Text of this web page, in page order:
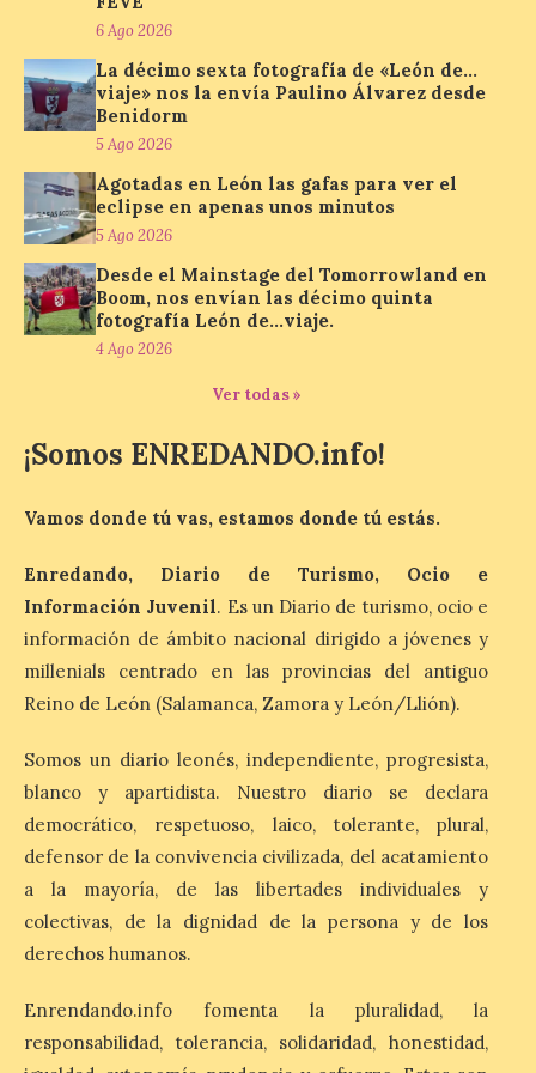
hasta el próximo 6 […]
Un viaje a la Antigüedad:
el Museo del Prado
propone un recorrido por
obras de su Colección de
inspiración clásica
6 Ago 2026
Al hilo del estreno de La
Odisea de Christopher
obras relacionadas con la
viajes, que se suceden al ritmo de un
evocador tema de La […]
Patrimonio Nacional
cancela la temporada de
fuentes de La Granja ante
la escasez de agua
6 Ago 2026
espectáculos nocturnos
de la Fuente Baños de
días 8, 15 y 22 de agosto,
así como al encendido extraordinario del
día 25. La reserva de agua en el estanque
«El Mar», […]
del Sella arranca con el
homenaje a los campeones
y el izado de las banderas
6 Ago 2026
La décimo sexta fotografía de «León de…
viaje» nos la envía Paulino Álvarez desde
Benidorm
5 Ago 2026
Agotadas en León las gafas para ver el
eclipse en apenas unos minutos
5 Ago 2026
Desde el Mainstage del Tomorrowland en
Boom, nos envían las décimo quinta
fotografía León de…viaje.
4 Ago 2026
Ver todas »
¡Somos ENREDANDO.info!
Vamos donde tú vas, estamos donde tú estás.
Enredando, Diario de Turismo, Ocio e
Información Juvenil. Es un Diario de turismo, ocio e
información de ámbito nacional dirigido a jóvenes y
millenials centrado en las provincias del antiguo
Reino de León (Salamanca, Zamora y León/Llión).
Somos un diario leonés, independiente, progresista,
blanco y apartidista. Nuestro diario se declara
democrático, respetuoso, laico, tolerante, plural,
defensor de la convivencia civilizada, del acatamiento
a la mayoría, de las libertades individuales y
colectivas, de la dignidad de la persona y de los
derechos humanos.
Enrendando.info fomenta la pluralidad, la
responsabilidad, tolerancia, solidaridad, honestidad,